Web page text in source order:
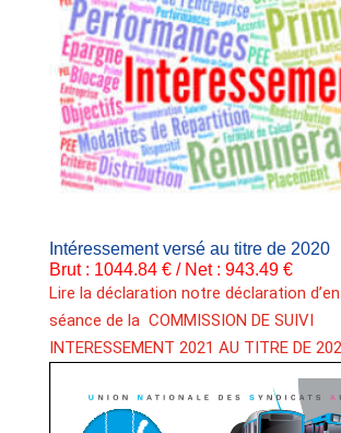
Intéressement versé au titre de 2020
Brut : 1044.84 € / Net : 943.49 €
Lire la déclaration notre déclaration
séance de la COMMISSION DE SUIVI
INTERESSEMENT 2021 AU TITRE DE